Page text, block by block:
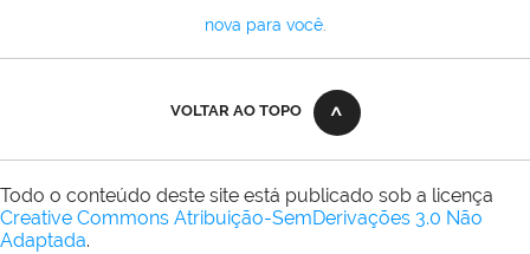
nova para você.
VOLTAR AO TOPO
Todo o conteúdo deste site está publicado sob a licença
Creative Commons Atribuição-SemDerivações 3.0 Não
Adaptada.